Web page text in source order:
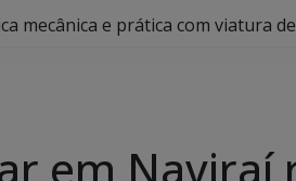
mecânica e prática com viatura
em Naviraí